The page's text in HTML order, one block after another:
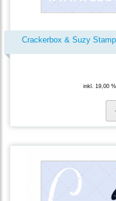
Crackerbox & Suzy
inkl. 19,00